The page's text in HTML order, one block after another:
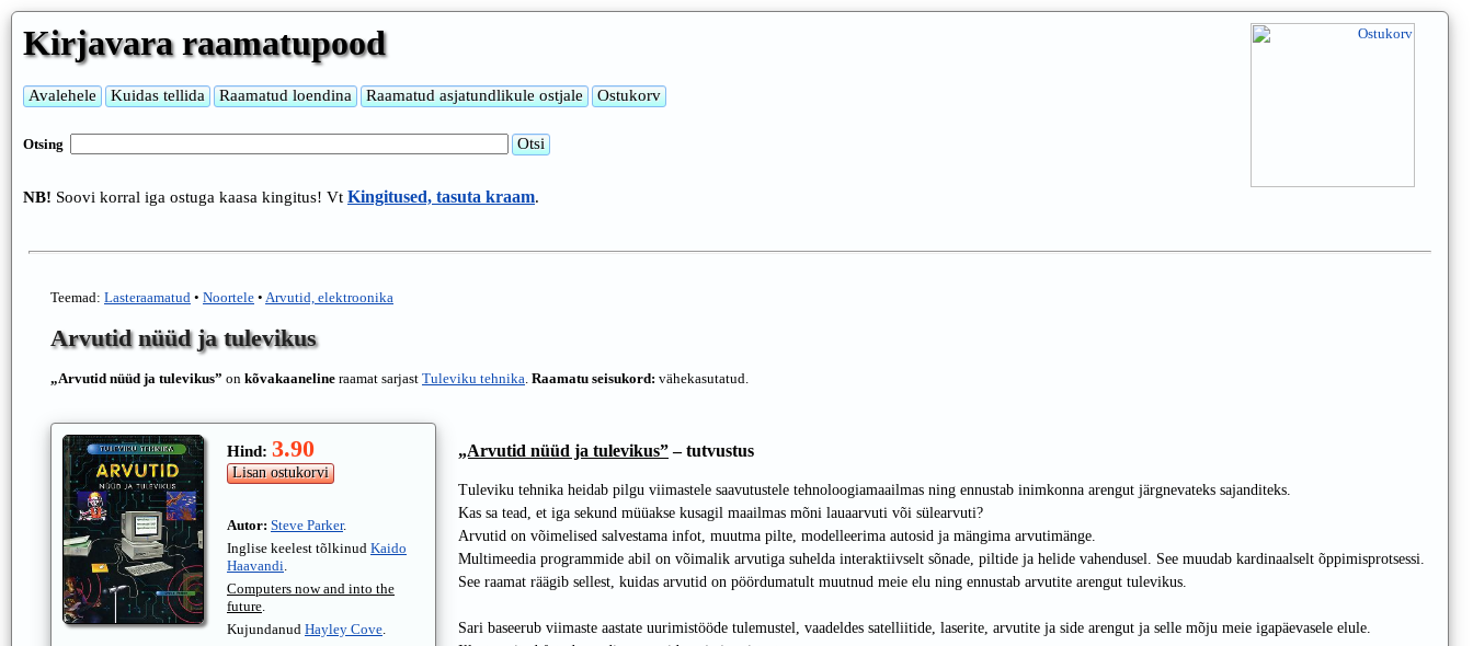
Kirjavara raamatupood
Otsing
NB! Soovi korral iga ostuga kaasa kingitus! Vt Kingitused, tasuta kraam.
Teemad: Lasteraamatud • Noortele • Arvutid, elektroonika
Arvutid nüüd ja tulevikus
„Arvutid nüüd ja tulevikus” on kõvakaaneline raamat sarjast Tuleviku tehnika. Raamatu seisukord: vähekasutatud.
Hind: 3.90
Autor: Steve Parker.
Inglise keelest tõlkinud Kaido
Haavandi.
Computers now and into the
future.
Kujundanud Hayley Cove.
„Arvutid nüüd ja tulevikus”– tutvustus
Tuleviku tehnika heidab pilgu viimastele saavutustele tehnoloogiamaailmas ning ennustab inimkonna arengut järgnevateks sajanditeks.
Kas sa tead, et iga sekund müüakse kusagil maailmas mõni lauaarvuti või sülearvuti?
Arvutid on võimelised salvestama infot, muutma pilte, modelleerima autosid ja mängima arvutimänge.
Multimeedia programmide abil on võimalik arvutiga suhelda interaktiivselt sõnade, piltide ja helide vahendusel. See muudab kardinaalselt õppimisprotsessi.
See raamat räägib sellest, kuidas arvutid on pöördumatult muutnud meie elu ning ennustab arvutite arengut tulevikus.
Sari baseerub viimaste aastate uurimistööde tulemustel, vaadeldes satelliitide, laserite, arvutite ja side arengut ja selle mõju meie igapäevasele elule.